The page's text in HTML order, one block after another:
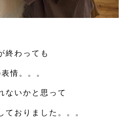
終わっても
情。。。
ないかと思って
ておりました。。。